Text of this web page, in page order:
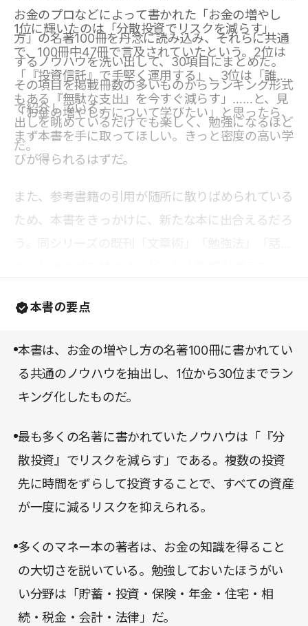
お金のプロなどによって書かれた「お金の増やし
方」の名著100冊を丹念に読み込み、それらに共通
するノウハウを洗い出して、30項目にまとめた。
その項目を掲載冊数の多いものからランキング形式
で紹介している。
1位に輝いたのは「分散投資でリスクを減らす」
で、100冊中47冊で言及されていたという。2位は
「『投資信託』で手堅く運用する」、3位は「誰で
もある『無駄な支出』を今すぐ減らす」……と、見
出しを眺めているだけでも楽しく、勉強になるほど
だ。
「お金の増やし方について学びたい」と思ったら、
まず本書を手に取ってほしい。きっと密度の高い学
びが得られるはずだ。
また、参考書籍の引用が随所に散りばめられている
ため、本書をきっかけに、新たな本に出合えるだろ
本書の要点
本書は、お金の増やし方の名著100冊に書かれてい
る共通のノウハウを抽出し、1位から30位までラン
キング化したものだ。
最も多くの名著に書かれていたノウハウは「『分
散投資』でリスクを減らす」である。複数の投資
先に時間をずらして投資することで、すべての資産
が一度に減るリスクを抑えられる。
多くのマネー本の著者は、お金の知識を得ること
の大切さを説いている。勉強しておいたほうがい
い分野は「貯蓄・投資・保険・年金・住宅・相
続・税金・会計・法律」だ。